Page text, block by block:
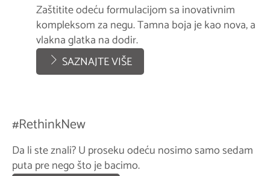
Zaštitite odeću formulacijom sa inovativnim
kompleksom za negu. Tamna boja je kao nova, a
vlakna glatka na dodir.
SAZNAJTE VIŠE
#RethinkNew
Da li ste znali? U proseku odeću nosimo samo sedam
puta pre nego što je bacimo.